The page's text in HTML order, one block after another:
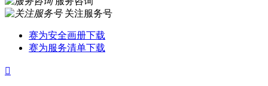
关注服务号
赛为安全画册下载
赛为服务清单下载
